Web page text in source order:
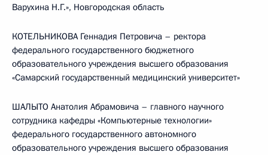
Варухина Н.Г.», Новгородская область
КОТЕЛЬНИКОВА Геннадия Петровича – ректора
федерального государственного бюджетного
образовательного учреждения высшего образования
«Самарский государственный медицинский университет»
ШАЛЫТО Анатолия Абрамовича – главного научного
сотрудника кафедры «Компьютерные технологии»
федерального государственного автономного
образовательного учреждения высшего образования